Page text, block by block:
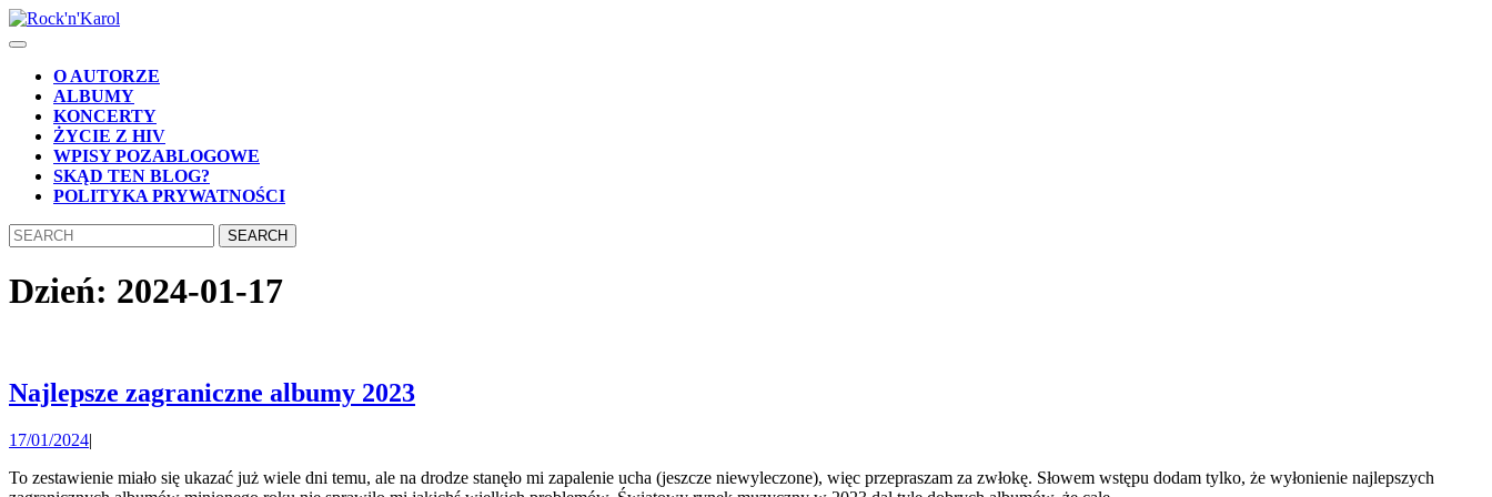
Skip
to
Skip
content
Open
ButtonO AUTORZE
ALBUMY
KONCERTY
ŻYCIE Z HIV
WPISY POZABLOGOWE
SKĄD TEN BLOG?
POLITYKA PRYWATNOŚCI
CLOSE
BUTTON
Search
for:
Dzień: 2024-01-17
Najlepsze zagraniczne albumy 2023Najlepsze
2023
17/01/202417/01/2024
|
To zestawienie miało się ukazać już wiele dni temu, ale na drodze stanęło mi zapalenie ucha (jeszcze niewyleczone), więc przepraszam za zwłokę. Słowem wstępu dodam tylko, że wyłonienie najlepszych